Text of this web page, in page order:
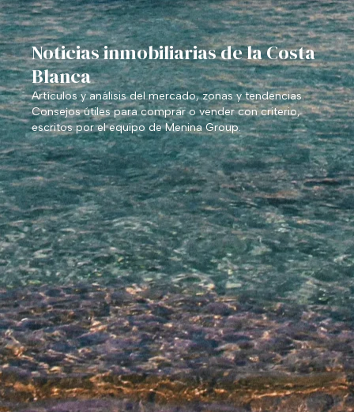
Noticias inmobiliarias de la Costa
Blanca
Artículos y análisis del mercado, zonas y tendencias.
Consejos útiles para comprar o vender con criterio,
escritos por el equipo de Menina Group.